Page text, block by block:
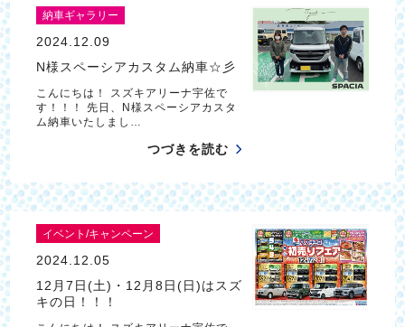
納車ギャラリー
2024.12.09
N様スペーシアカスタム納車☆彡
こんにちは！ スズキアリーナ宇佐で
す！！！ 先日、N様スペーシアカスタ
ム納車いたしまし…
つづきを読む
イベント/キャンペーン
2024.12.05
12月7日(土)・12月8日(日)はスズ
キの日！！！